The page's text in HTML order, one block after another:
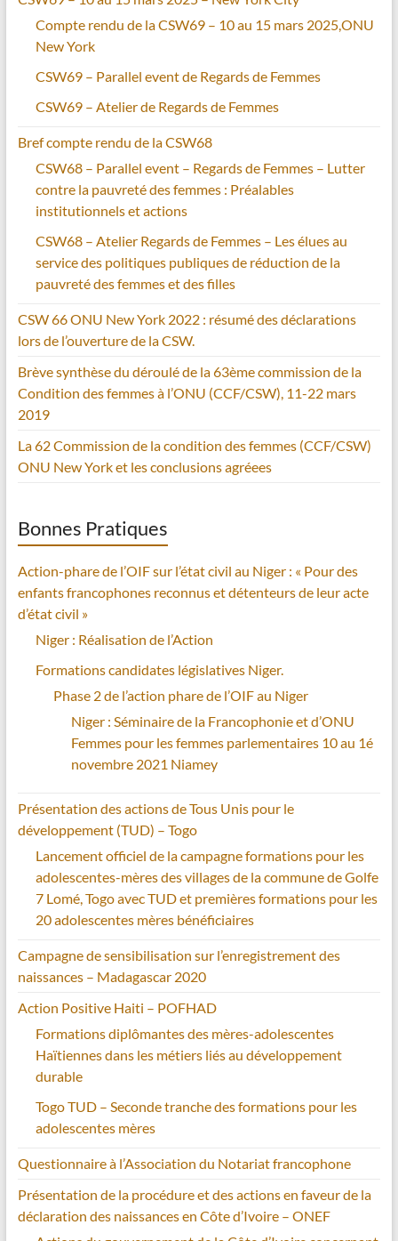
Compte rendu de la CSW69 – 10 au 15 mars 2025,ONU
New York
CSW69 – Parallel event de Regards de Femmes
CSW69 – Atelier de Regards de Femmes
Bref compte rendu de la CSW68
CSW68 – Parallel event – Regards de Femmes – Lutter
contre la pauvreté des femmes : Préalables
institutionnels et actions
CSW68 – Atelier Regards de Femmes – Les élues au
service des politiques publiques de réduction de la
pauvreté des femmes et des filles
CSW 66 ONU New York 2022 : résumé des déclarations
lors de l’ouverture de la CSW.
Brève synthèse du déroulé de la 63ème commission de la
Condition des femmes à l’ONU (CCF/CSW), 11-22 mars
2019
La 62 Commission de la condition des femmes (CCF/CSW)
ONU New York et les conclusions agréees
Bonnes Pratiques
Action-phare de l’OIF sur l’état civil au Niger : « Pour des
enfants francophones reconnus et détenteurs de leur acte
d’état civil »
Niger : Réalisation de l’Action
Formations candidates législatives Niger.
Phase 2 de l’action phare de l’OIF au Niger
Niger : Séminaire de la Francophonie et d’ONU
Femmes pour les femmes parlementaires 10 au 1é
novembre 2021 Niamey
Présentation des actions de Tous Unis pour le
développement (TUD) – Togo
Lancement officiel de la campagne formations pour les
adolescentes-mères des villages de la commune de Golfe
7 Lomé, Togo avec TUD et premières formations pour les
20 adolescentes mères bénéficiaires
Campagne de sensibilisation sur l’enregistrement des
naissances – Madagascar 2020
Action Positive Haiti – POFHAD
Formations diplômantes des mères-adolescentes
Haïtiennes dans les métiers liés au développement
durable
Togo TUD – Seconde tranche des formations pour les
adolescentes mères
Questionnaire à l’Association du Notariat francophone
Présentation de la procédure et des actions en faveur de la
déclaration des naissances en Côte d’Ivoire – ONEF